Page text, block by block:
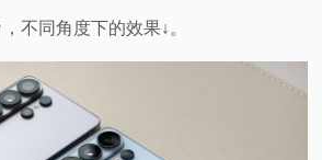
不同角度下的效果↓。